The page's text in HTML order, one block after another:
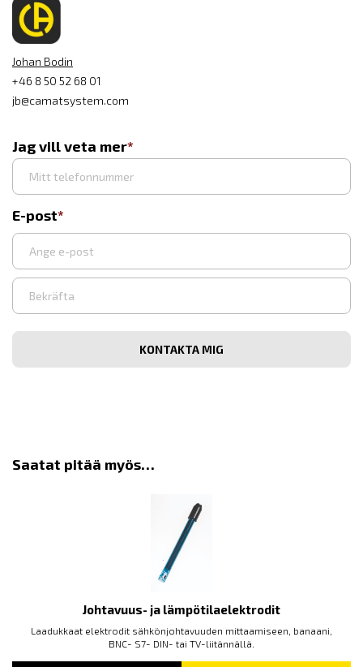
Johan Bodin
+46 8 50 52 68 01
jb@camatsystem.com
Jag vill veta mer
E-post
Syötä
sähköpostiosoite
Vahvista
Saatat pitää myös…
Johtavuus- ja lämpötilaelektrodit
Laadukkaat elektrodit sähkönjohtavuuden mittaamiseen, banaani,
BNC- S7- DIN- tai TV-liitännällä.